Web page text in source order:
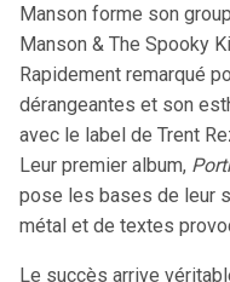
Manson forme son
Manson & The Spooky
Rapidement remarqué
dérangeantes et son
avec le label de Trent
Leur premier album,
pose les bases de leur
métal et de textes
Le succès arrive